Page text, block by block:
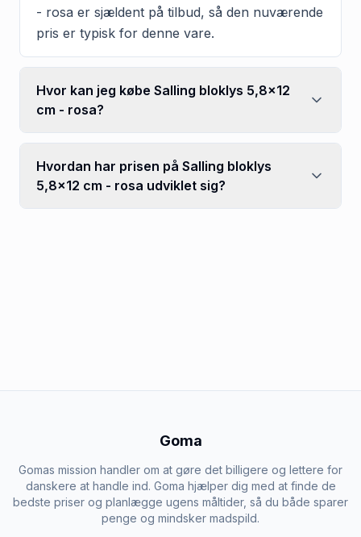
- rosa er sjældent på tilbud, så den nuværende
pris er typisk for denne vare.
Hvor kan jeg købe Salling bloklys 5,8x12
cm - rosa?
Hvordan har prisen på Salling bloklys
5,8x12 cm - rosa udviklet sig?
Goma
Gomas mission handler om at gøre det billigere og lettere for
danskere at handle ind. Goma hjælper dig med at finde de
bedste priser og planlægge ugens måltider, så du både sparer
penge og mindsker madspild.